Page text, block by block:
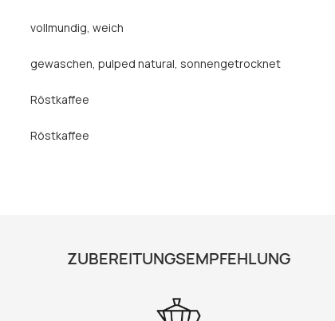
vollmundig, weich
gewaschen, pulped natural, sonnengetrocknet
Röstkaffee
Röstkaffee
ZUBEREITUNGSEMPFEHLUNG